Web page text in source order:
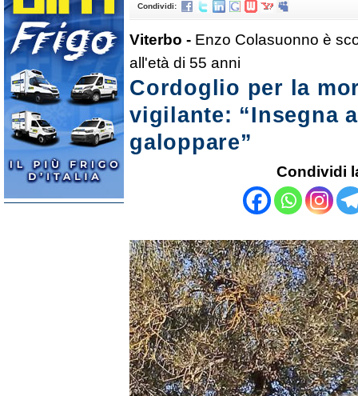
Condividi:
Viterbo - Enzo Colasuonno è
all'età di 55 anni
Cordoglio per la
vigilante: “Insegna
galoppare”
Condividi